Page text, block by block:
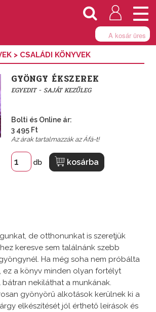
A kosár üres
> CSALÁDI KÖNYVEK
GYÖNGY ÉKSZEREK
EGYEDIT - SAJÁT KEZŰLEG
Bolti és Online ár:
3 495 Ft
Az árak tartalmazzák az Áfá-t!
db kosárba
de otthonunkat is szeretjük
keresve sem találnánk szebb
Ha még soha nem próbálta
ez a könyv minden olyan fortélyt
bátran nekiláthat a munkának.
gyönyörű alkotások kerülnek ki a
elkészítését jól érthető leírások és